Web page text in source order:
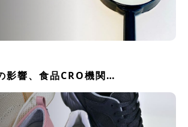
影響、食品CRO機関…